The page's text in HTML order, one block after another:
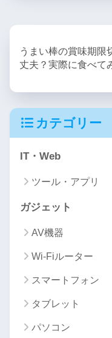
うまい棒の賞味期限
丈夫？実際に食べて
カテゴリー
IT・Web
ツール・アプリ
ガジェット
AV機器
Wi-Fiルーター
スマートフォン
タブレット
パソコン